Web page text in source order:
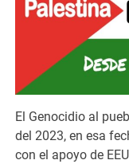
El Genocidio al
del 2023, en esa
con el apoyo de